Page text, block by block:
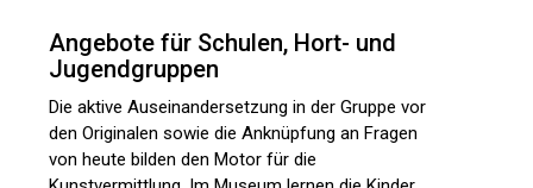
Angebote für Schulen, Hort- und
Jugendgruppen
Die aktive Auseinandersetzung in der Gruppe vor
den Originalen sowie die Anknüpfung an Fragen
von heute bilden den Motor für die